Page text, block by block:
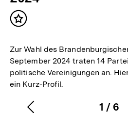
Inhalt
Zur Wahl des
September 2024 traten 14
politische Vereinigungen an.
ein Kurz-Profil.
1 / 6